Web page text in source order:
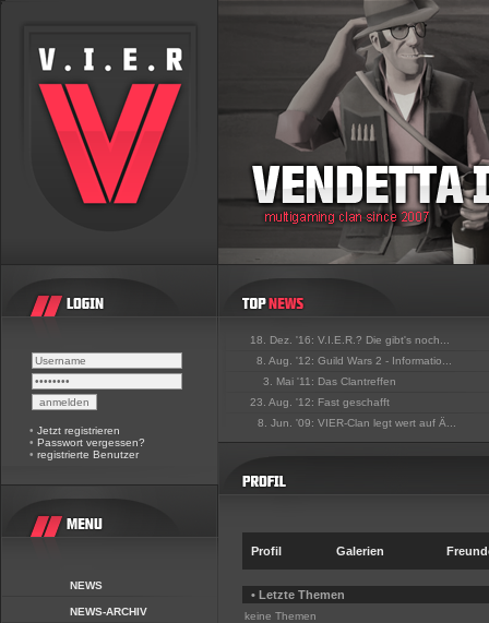
• Jetzt registrieren
• Passwort vergessen?
• registrierte Benutzer
NEWS
NEWS-ARCHIV
18. Dez. '16: V.I.E.R.? Die gibt's noch...
8. Aug. '12: Guild Wars 2 - Informatio...
3. Mai '11: Das Clantreffen
23. Aug. '12: Fast geschafft
8. Jun. '09: VIER-Clan legt wert auf Ä...
Profil Galerien
• Letzte Themen
keine Themen